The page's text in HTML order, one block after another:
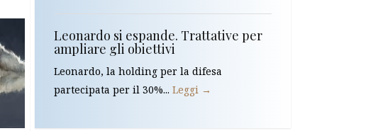
Leonardo si espande. Trattative per
ampliare gli obiettivi
Leonardo, la holding per la difesa
partecipata per il 30%... Leggi →